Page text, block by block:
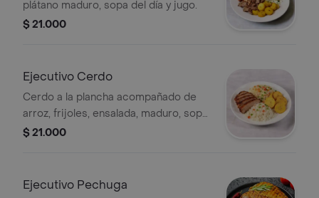
plátano maduro, sopa del día y jugo.
$ 21.000
Ejecutivo Cerdo
Cerdo a la plancha acompañado de
arroz, frijoles, ensalada, maduro, sopa
del día y jugo o guarapo.
$ 21.000
Ejecutivo Pechuga